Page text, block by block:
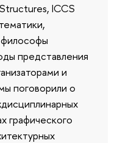
ICCS
философы
представления
и
поговорили о
графического